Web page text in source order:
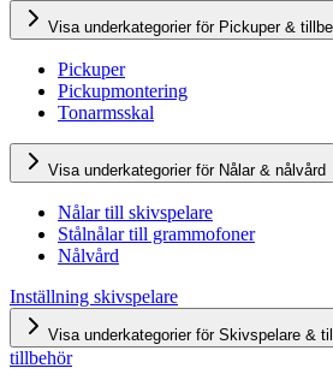
Visa underkategorier för Pickuper &
Pickuper
Pickupmontering
Tonarmsskal
Visa underkategorier för Nålar & nålvård
Nålar till skivspelare
Stålnålar till grammofoner
Nålvård
Inställning skivspelare
Visa underkategorier för Skivspelare &
tillbehör